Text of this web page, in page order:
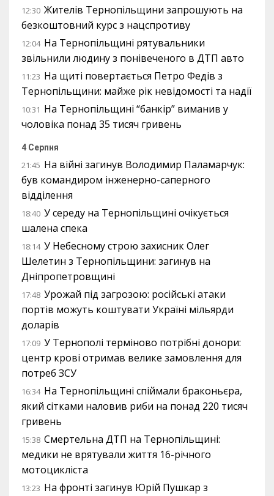
12:30 Жителів Тернопільщини запрошують на
безкоштовний курс з нацспротиву
12:04 На Тернопільщині рятувальники
звільнили людину з понівеченого в ДТП авто
11:23 На щиті повертається Петро Федів з
Тернопільщини: майже рік невідомості та надії
10:31 На Тернопільщині “банкір” виманив у
чоловіка понад 35 тисяч гривень
4 Серпня
21:45 На війні загинув Володимир Паламарчук:
був командиром інженерно-саперного
відділення
18:40 У середу на Тернопільщині очікується
шалена спека
18:14 У Небесному строю захисник Олег
Шелетин з Тернопільщини: загинув на
Дніпропетровщині
17:48 Урожай під загрозою: російські атаки
портів можуть коштувати Україні мільярди
доларів
17:09 У Тернополі терміново потрібні донори:
центр крові отримав велике замовлення для
потреб ЗСУ
16:34 На Тернопільщині спіймали браконьєра,
який сітками наловив риби на понад 220 тисяч
гривень
15:38 Смертельна ДТП на Тернопільщині:
медики не врятували життя 16-річного
мотоцикліста
13:23 На фронті загинув Юрій Пушкар з